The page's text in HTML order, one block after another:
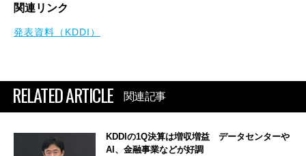
関連リンク
発表資料（KDDI）
RELATED ARTICLE 関連記事
KDDIの1Q決算は増収増益 データセンターや
AI、金融事業などが好調